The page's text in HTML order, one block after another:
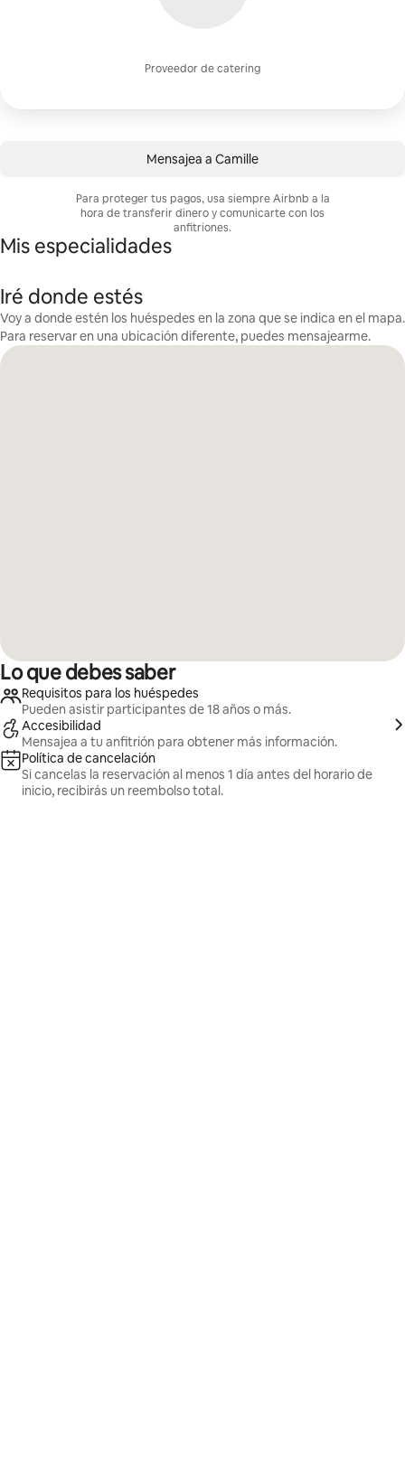
Proveedor de catering
Mensajea a Camille
Para proteger tus pagos, usa siempre Airbnb a la
hora de transferir dinero y comunicarte con los
anfitriones.
Mis especialidades
Iré donde estés
Voy a donde estén los huéspedes en la zona que se indica en el mapa.
Para reservar en una ubicación diferente, puedes mensajearme.
Lo que debes saber
Requisitos para los huéspedes
Pueden asistir participantes de 18 años o más.
Accesibilidad
Mensajea a tu anfitrión para obtener más información.
Política de cancelación
Si cancelas la reservación al menos 1 día antes del horario de
inicio, recibirás un reembolso total.